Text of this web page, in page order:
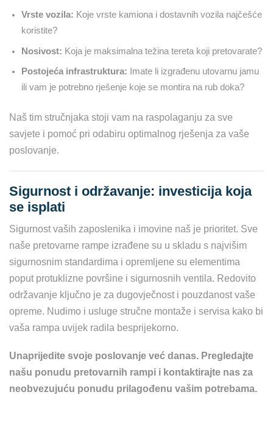
Vrste vozila: Koje vrste kamiona i dostavnih vozila najčešće
koristite?
Nosivost: Koja je maksimalna težina tereta koji pretovarate?
Postojeća infrastruktura: Imate li izgrađenu utovarnu jamu
ili vam je potrebno rješenje koje se montira na rub doka?
Naš tim stručnjaka stoji vam na raspolaganju za sve
savjete i pomoć pri odabiru optimalnog rješenja za vaše
poslovanje.
Sigurnost i održavanje: investicija koja
se isplati
Sigurnost vaših zaposlenika i imovine naš je prioritet. Sve
naše pretovarne rampe izrađene su u skladu s najvišim
sigurnosnim standardima i opremljene su elementima
poput protuklizne površine i sigurnosnih ventila. Redovito
održavanje ključno je za dugovječnost i pouzdanost vaše
opreme. Nudimo i usluge stručne montaže i servisa kako bi
vaša rampa uvijek radila besprijekorno.
Unaprijedite svoje poslovanje već danas. Pregledajte
našu ponudu pretovarnih rampi i kontaktirajte nas za
neobvezujuću ponudu prilagođenu vašim potrebama.